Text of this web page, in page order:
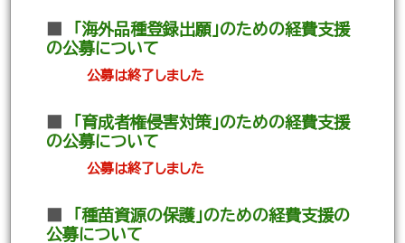
「海外品種登録出願」のための経費支援
の公募について
公募は終了しました
「育成者権侵害対策」のための経費支援
の公募について
公募は終了しました
「種苗資源の保護」のための経費支援の
公募について